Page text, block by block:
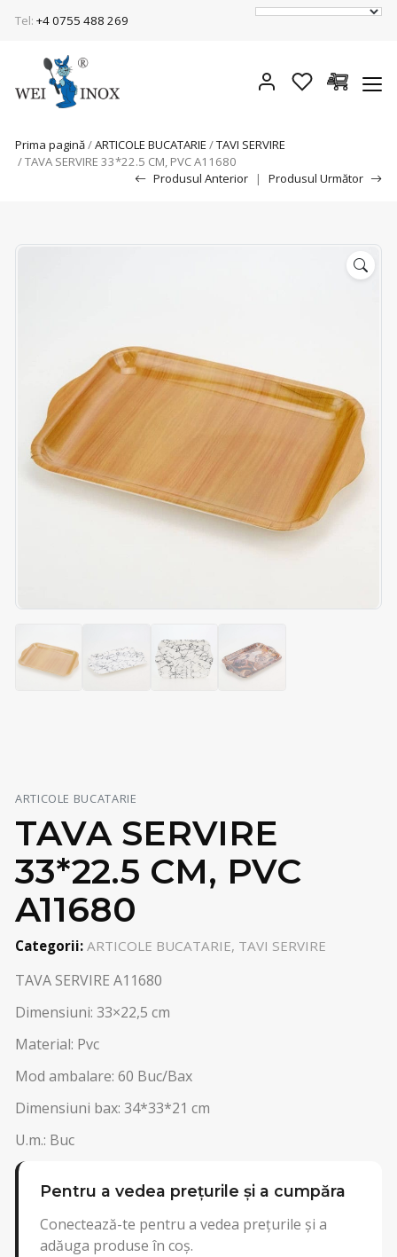
Tel: +4 0755 488 269
Prima pagină/ARTICOLE BUCATARIE /TAVI SERVIRE
/ TAVA SERVIRE 33*22.5 CM, PVC A11680
Produsul Anterior
| Produsul Următor
ARTICOLE BUCATARIE
TAVA SERVIRE
33*22.5 CM, PVC
A11680
Categorii: ARTICOLE BUCATARIE, TAVI SERVIRE
TAVA SERVIRE A11680
Dimensiuni: 33×22,5 cm
Material: Pvc
Mod ambalare: 60 Buc/Bax
Dimensiuni bax: 34*33*21 cm
U.m.: Buc
Pentru a vedea prețurile și a cumpăra
Conectează-te pentru a vedea prețurile și a
adăuga produse în coș.